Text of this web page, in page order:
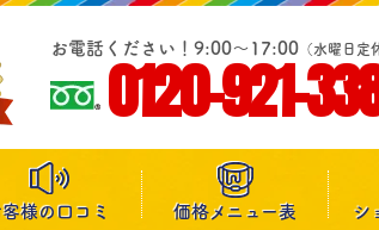
お電話ください！9:00～17:00 （水曜日定
0120-921-
様の口コミ 価格メニュー表 シ